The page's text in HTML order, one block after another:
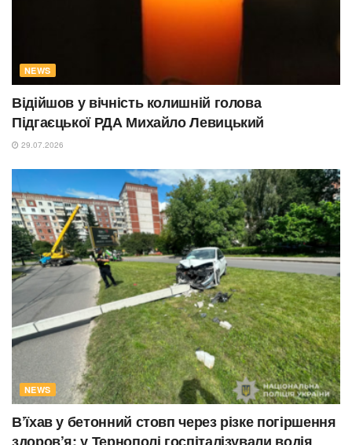
NEWS
Відійшов у вічність колишній голова
Підгаєцької РДА Михайло Левицький
29.07.2026
NEWS
В’їхав у бетонний стовп через різке погіршення
здоров’я: у Тернополі госпіталізували водія